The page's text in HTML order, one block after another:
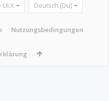
Deutsch [Du]
Nutzungsbedingungen